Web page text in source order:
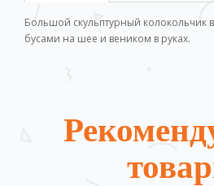
Большой скульптурный колокольчик
бусами на шее и веником в руках.